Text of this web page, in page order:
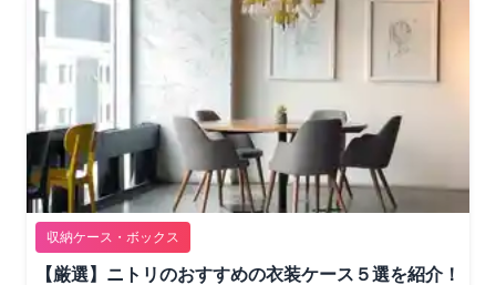
収納ケース・ボックス
【厳選】ニトリのおすすめの衣装ケース５選を紹介！